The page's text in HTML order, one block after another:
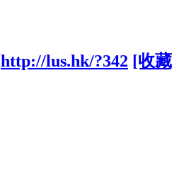
http://lus.hk/?342 [收